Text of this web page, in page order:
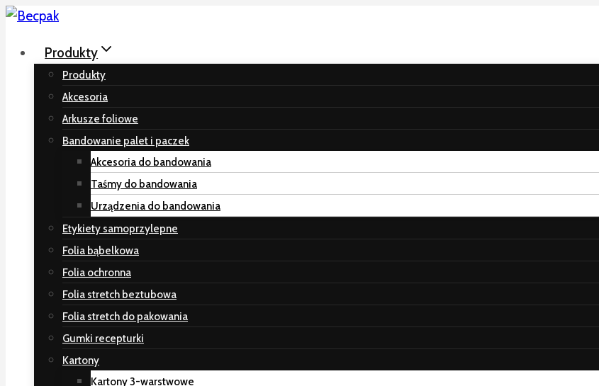
Przeskocz
treści
Produkty
Produkty
Akcesoria
Arkusze foliowe
Bandowanie palet i paczek
Akcesoria do bandowania
Taśmy do bandowania
Urządzenia do bandowania
Etykiety samoprzylepne
Folia bąbelkowa
Folia ochronna
Folia stretch beztubowa
Folia stretch do pakowania
Gumki recepturki
Kartony
Kartony 3-warstwowe